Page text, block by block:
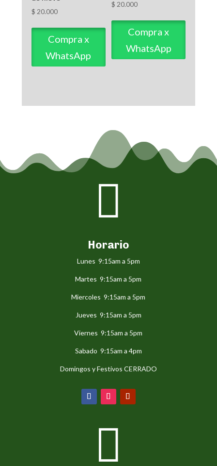
$ 20.000
Compra x
WhatsApp
$ 20.000
Compra x
WhatsApp

Horario
Lunes 9:15am a 5pm
Martes 9:15am a 5pm
Miercoles 9:15am a 5pm
Jueves 9:15am a 5pm
Viernes 9:15am a 5pm
Sabado 9:15am a 4pm
Domingos y Festivos CERRADO
